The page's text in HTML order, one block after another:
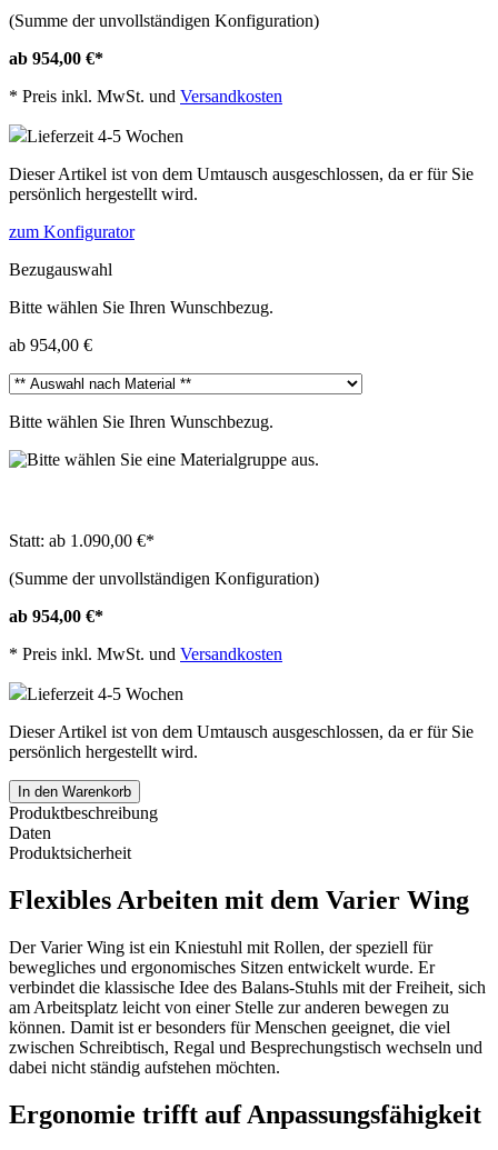
(Summe der unvollständigen Konfiguration)
ab 954,00 €*
* Preis inkl. MwSt. und Versandkosten
Lieferzeit 4-5 Wochen
Dieser Artikel ist von dem Umtausch ausgeschlossen, da er für Sie
persönlich hergestellt wird.
zum Konfigurator
Bezugauswahl
Bitte wählen Sie Ihren Wunschbezug.
ab 954,00 €
Bitte wählen Sie Ihren Wunschbezug.
Statt: ab 1.090,00 €*
(Summe der unvollständigen Konfiguration)
ab 954,00 €*
* Preis inkl. MwSt. und Versandkosten
Lieferzeit 4-5 Wochen
Dieser Artikel ist von dem Umtausch ausgeschlossen, da er für Sie
persönlich hergestellt wird.
In den Warenkorb
Produktbeschreibung
Daten
Produktsicherheit
Flexibles Arbeiten mit dem Varier Wing
Der Varier Wing ist ein Kniestuhl mit Rollen, der speziell für
bewegliches und ergonomisches Sitzen entwickelt wurde. Er
verbindet die klassische Idee des Balans-Stuhls mit der Freiheit, sich
am Arbeitsplatz leicht von einer Stelle zur anderen bewegen zu
können. Damit ist er besonders für Menschen geeignet, die viel
zwischen Schreibtisch, Regal und Besprechungstisch wechseln und
dabei nicht ständig aufstehen möchten.
Ergonomie trifft auf Anpassungsfähigkeit